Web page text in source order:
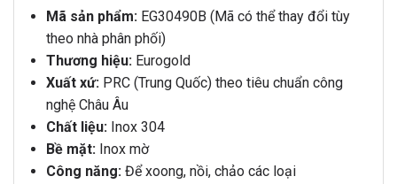
Mã sản phẩm:EG30490B (Mã có thể thay đổi tùy
theo nhà phân phối)
Thương hiệu:Eurogold
Xuất xứ:PRC (Trung Quốc) theo tiêu chuẩn công
nghệ Châu Âu
Chất liệu:Inox 304
Bề mặt:Inox mờ
Công năng:Để xoong, nồi, chảo các loại